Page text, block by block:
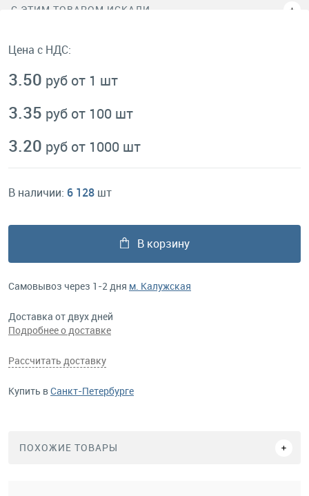
C ЭТИМ ТОВАРОМ ИСКАЛИ
Цена с НДС:
3.50 руб от 1 шт
3.35 руб от 100 шт
3.20 руб от 1000 шт
В наличии: 6 128 шт
В корзину
Самовывоз через 1-2 дня м. Калужская
Доставка от двух дней
Подробнее о доставке
Рассчитать доставку
Купить вСанкт-Петербурге
ПОХОЖИЕ ТОВАРЫ